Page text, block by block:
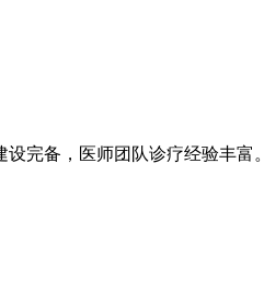
完备，医师团队诊疗经验丰富。